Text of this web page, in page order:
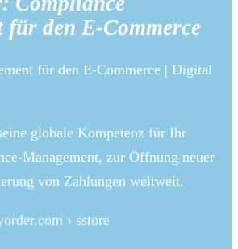
für den E-Commerce
für den E-Commerce | Digital
globale Kompetenz für Ihr
Management, zur Öffnung neuer
von Zahlungen weltweit.
› sstore